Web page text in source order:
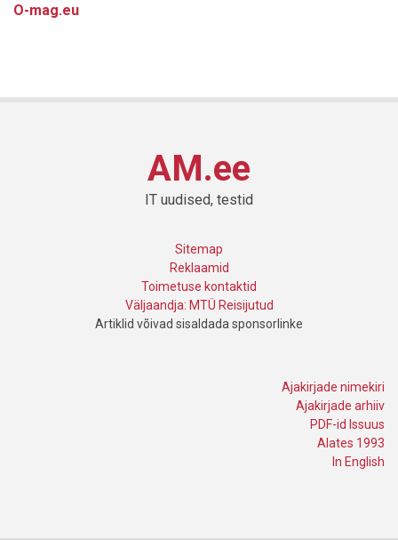
O-mag.eu
AM.ee
IT uudised, testid
Sitemap
Reklaamid
Toimetuse kontaktid
Väljaandja: MTÜ Reisijutud
Artiklid võivad sisaldada sponsorlinke
Ajakirjade nimekiri
Ajakirjade arhiiv
PDF-id Issuus
Alates 1993
In English